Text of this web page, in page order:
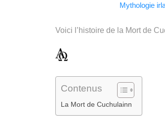
Mythologie
Voici l’histoire de la Mort de
Contenus
La Mort de Cuchulainn